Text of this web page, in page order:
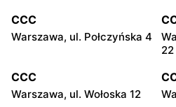
CCC
Warszawa, ul. Połczyńska 4
22
CCC
Warszawa, ul. Wołoska 12